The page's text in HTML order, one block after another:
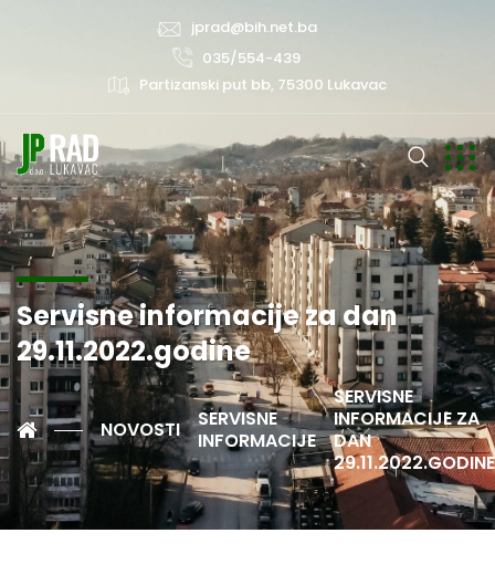
jprad@bih.net.ba
035/554-439
Partizanski put bb, 75300 Lukavac
Servisne informacije za dan
29.11.2022.godine
NOVOSTI
SERVISNE
INFORMACIJE
SERVISNE
INFORMACIJE ZA
DAN
29.11.2022.GODINE